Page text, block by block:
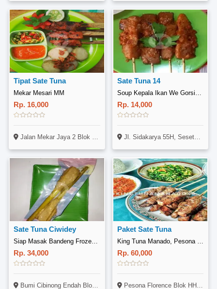
Tipat Sate Tuna
Mekar Mesari MM
Rp. 16,000
Jalan Mekar Jaya 2 Blok B1A No 17c
Sate Tuna 14
Rp. 14,000
Jl. Sidakarya 55H, Sesetan, Denpasar Selatan
Sate Tuna Ciwidey
Siap Masak Bandeng Frozen, BCE
Rp. 34,000
Bumi Cibinong Endah Blok D.8 No.9
Paket Sate Tuna
King Tuna Manado, Pesona Florence
Rp. 60,000
Pesona Florence Blok HH, Jl. Wisata Utama, Gunung Putri, Bogor